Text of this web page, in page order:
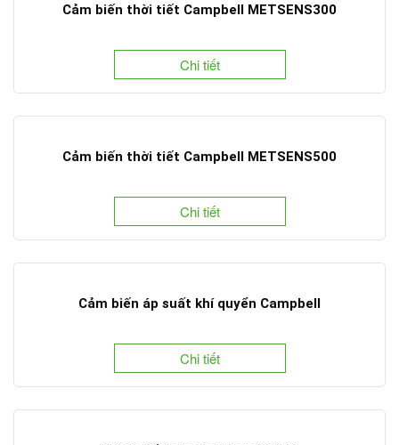
Cảm biến thời tiết Campbell METSENS300
Chi tiết
Cảm biến thời tiết Campbell METSENS500
Chi tiết
Cảm biến áp suất khí quyển Campbell
Chi tiết